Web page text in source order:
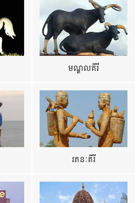
មណ្ឌលគីរី
រតនៈគីរី